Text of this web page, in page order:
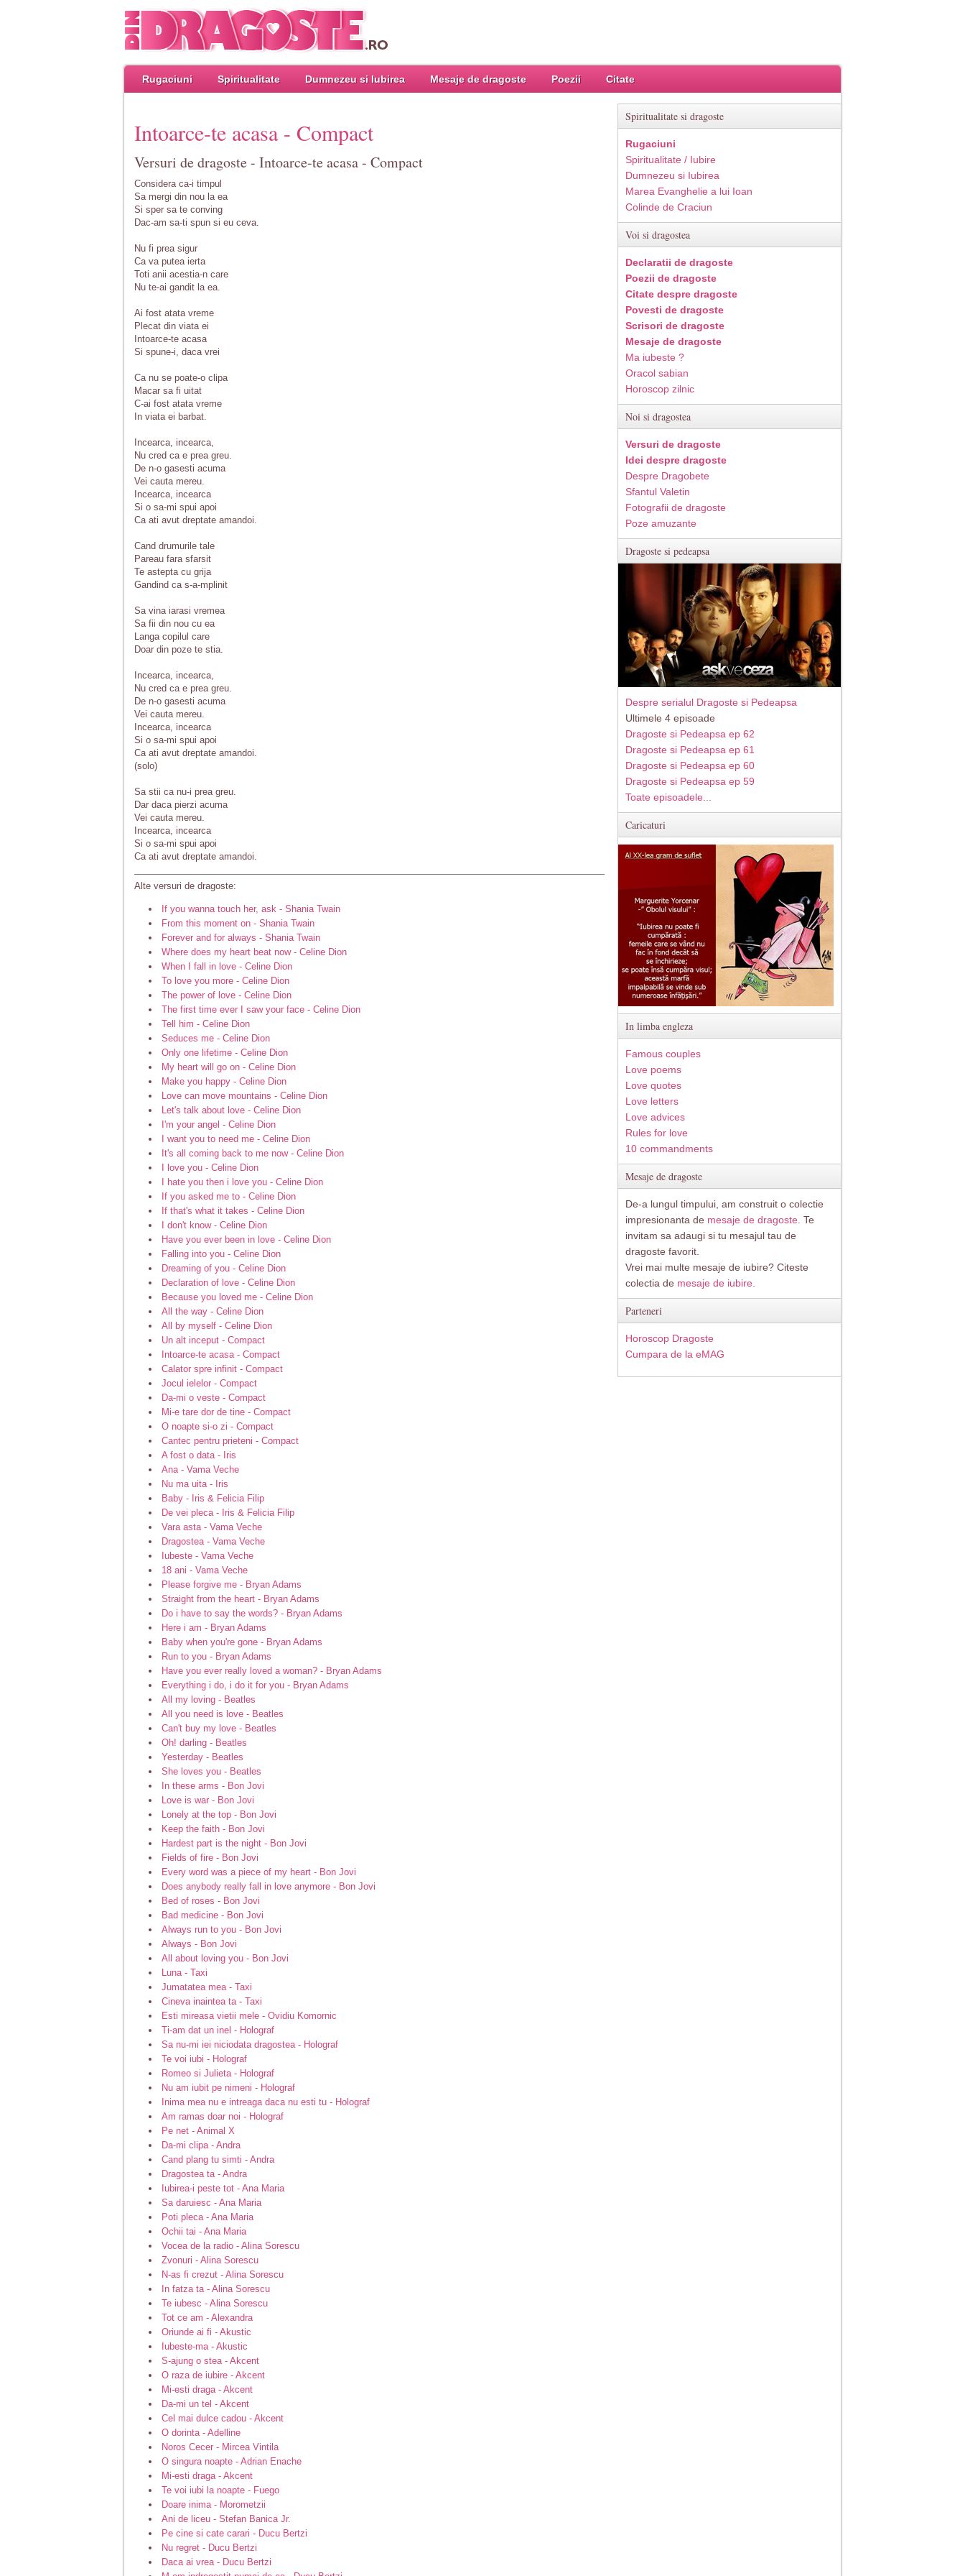
Rugaciuni Spiritualitate Dumnezeu si Iubirea Mesaje de dragoste Poezii Citate
Intoarce-te acasa - Compact
Versuri de dragoste - Intoarce-te acasa - Compact
Considera ca-i timpul
Sa mergi din nou la ea
Si sper sa te conving
Dac-am sa-ti spun si eu ceva.
Nu fi prea sigur
Ca va putea ierta
Toti anii acestia-n care
Nu te-ai gandit la ea.
Ai fost atata vreme
Plecat din viata ei
Intoarce-te acasa
Si spune-i, daca vrei
Ca nu se poate-o clipa
Macar sa fi uitat
C-ai fost atata vreme
In viata ei barbat.
Incearca, incearca,
Nu cred ca e prea greu.
De n-o gasesti acuma
Vei cauta mereu.
Incearca, incearca
Si o sa-mi spui apoi
Ca ati avut dreptate amandoi.
Cand drumurile tale
Pareau fara sfarsit
Te astepta cu grija
Gandind ca s-a-mplinit
Sa vina iarasi vremea
Sa fii din nou cu ea
Langa copilul care
Doar din poze te stia.
Incearca, incearca,
Nu cred ca e prea greu.
De n-o gasesti acuma
Vei cauta mereu.
Incearca, incearca
Si o sa-mi spui apoi
Ca ati avut dreptate amandoi.
(solo)
Sa stii ca nu-i prea greu.
Dar daca pierzi acuma
Vei cauta mereu.
Incearca, incearca
Si o sa-mi spui apoi
Ca ati avut dreptate amandoi.
Alte versuri de dragoste:
If you wanna touch her, ask - Shania Twain
From this moment on - Shania Twain
Forever and for always - Shania Twain
Where does my heart beat now - Celine Dion
When I fall in love - Celine Dion
To love you more - Celine Dion
The power of love - Celine Dion
The first time ever I saw your face - Celine Dion
Tell him - Celine Dion
Seduces me - Celine Dion
Only one lifetime - Celine Dion
My heart will go on - Celine Dion
Make you happy - Celine Dion
Love can move mountains - Celine Dion
Let's talk about love - Celine Dion
I'm your angel - Celine Dion
I want you to need me - Celine Dion
It's all coming back to me now - Celine Dion
I love you - Celine Dion
I hate you then i love you - Celine Dion
If you asked me to - Celine Dion
If that's what it takes - Celine Dion
I don't know - Celine Dion
Have you ever been in love - Celine Dion
Falling into you - Celine Dion
Dreaming of you - Celine Dion
Declaration of love - Celine Dion
Because you loved me - Celine Dion
All the way - Celine Dion
All by myself - Celine Dion
Un alt inceput - Compact
Intoarce-te acasa - Compact
Calator spre infinit - Compact
Jocul ielelor - Compact
Da-mi o veste - Compact
Mi-e tare dor de tine - Compact
O noapte si-o zi - Compact
Cantec pentru prieteni - Compact
A fost o data - Iris
Ana - Vama Veche
Nu ma uita - Iris
Baby - Iris & Felicia Filip
De vei pleca - Iris & Felicia Filip
Vara asta - Vama Veche
Dragostea - Vama Veche
Iubeste - Vama Veche
18 ani - Vama Veche
Please forgive me - Bryan Adams
Straight from the heart - Bryan Adams
Do i have to say the words? - Bryan Adams
Here i am - Bryan Adams
Baby when you're gone - Bryan Adams
Run to you - Bryan Adams
Have you ever really loved a woman? - Bryan Adams
Everything i do, i do it for you - Bryan Adams
All my loving - Beatles
All you need is love - Beatles
Can't buy my love - Beatles
Oh! darling - Beatles
Yesterday - Beatles
She loves you - Beatles
In these arms - Bon Jovi
Love is war - Bon Jovi
Lonely at the top - Bon Jovi
Keep the faith - Bon Jovi
Hardest part is the night - Bon Jovi
Fields of fire - Bon Jovi
Every word was a piece of my heart - Bon Jovi
Does anybody really fall in love anymore - Bon Jovi
Bed of roses - Bon Jovi
Bad medicine - Bon Jovi
Always run to you - Bon Jovi
Always - Bon Jovi
All about loving you - Bon Jovi
Luna - Taxi
Jumatatea mea - Taxi
Cineva inaintea ta - Taxi
Esti mireasa vietii mele - Ovidiu Komornic
Ti-am dat un inel - Holograf
Sa nu-mi iei niciodata dragostea - Holograf
Te voi iubi - Holograf
Romeo si Julieta - Holograf
Nu am iubit pe nimeni - Holograf
Inima mea nu e intreaga daca nu esti tu - Holograf
Am ramas doar noi - Holograf
Pe net - Animal X
Da-mi clipa - Andra
Cand plang tu simti - Andra
Dragostea ta - Andra
Iubirea-i peste tot - Ana Maria
Sa daruiesc - Ana Maria
Poti pleca - Ana Maria
Ochii tai - Ana Maria
Vocea de la radio - Alina Sorescu
Zvonuri - Alina Sorescu
N-as fi crezut - Alina Sorescu
In fatza ta - Alina Sorescu
Te iubesc - Alina Sorescu
Tot ce am - Alexandra
Oriunde ai fi - Akustic
Iubeste-ma - Akustic
S-ajung o stea - Akcent
O raza de iubire - Akcent
Mi-esti draga - Akcent
Da-mi un tel - Akcent
Cel mai dulce cadou - Akcent
O dorinta - Adelline
Noros Cecer - Mircea Vintila
O singura noapte - Adrian Enache
Mi-esti draga - Akcent
Te voi iubi la noapte - Fuego
Doare inima - Morometzii
Ani de liceu - Stefan Banica Jr.
Pe cine si cate carari - Ducu Bertzi
Nu regret - Ducu Bertzi
Daca ai vrea - Ducu Bertzi
Spiritualitate si dragoste
Rugaciuni
Spiritualitate / Iubire
Dumnezeu si Iubirea
Marea Evanghelie a lui Ioan
Colinde de Craciun
Voi si dragostea
Declaratii de dragoste
Poezii de dragoste
Citate despre dragoste
Povesti de dragoste
Scrisori de dragoste
Mesaje de dragoste
Ma iubeste ?
Oracol sabian
Horoscop zilnic
Noi si dragostea
Versuri de dragoste
Idei despre dragoste
Despre Dragobete
Sfantul Valetin
Fotografii de dragoste
Poze amuzante
Dragoste si pedeapsa
Despre serialul Dragoste si Pedeapsa
Ultimele 4 episoade
Dragoste si Pedeapsa ep 62
Dragoste si Pedeapsa ep 61
Dragoste si Pedeapsa ep 60
Dragoste si Pedeapsa ep 59
Toate episoadele...
Caricaturi
In limba engleza
Famous couples
Love poems
Love quotes
Love letters
Love advices
Rules for love
10 commandments
Mesaje de dragoste
De-a lungul timpului, am construit o colectie
impresionanta de mesaje de dragoste . Te
invitam sa adaugi si tu mesajul tau de
dragoste favorit.
Vrei mai multe mesaje de iubire? Citeste
colectia de mesaje de iubire.
Parteneri
Horoscop Dragoste
Cumpara de la eMAG